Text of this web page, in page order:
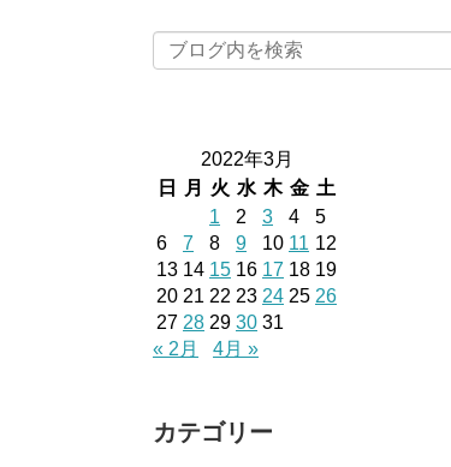
2022年3月
日
月 火 水 木 金 土
1
2 3 4
5
6
7 8 9 10 11 12
13 14 15 16 17 18 19
20 21 22 23 24 25 26
27 28 29 30 31
« 2月
4月 »
カテゴリー